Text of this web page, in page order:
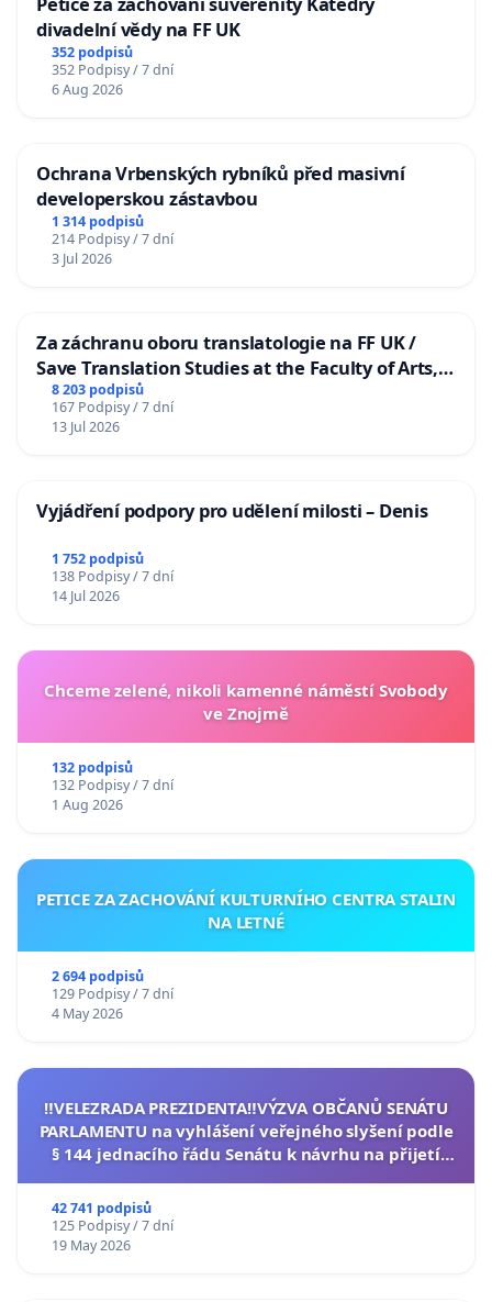
divadelní vědy na FF UK
352 podpisů
352 Podpisy / 7 dní
6 Aug 2026
Ochrana Vrbenských rybníků před masivní
developerskou zástavbou
1 314 podpisů
214 Podpisy / 7 dní
3 Jul 2026
Za záchranu oboru translatologie na FF UK /
Save Translation Studies at the Faculty of Arts,
Charles University
8 203 podpisů
167 Podpisy / 7 dní
13 Jul 2026
Vyjádření podpory pro udělení milosti – Denis
1 752 podpisů
138 Podpisy / 7 dní
14 Jul 2026
Chceme zelené, nikoli kamenné náměstí Svobody
ve Znojmě
132 podpisů
132 Podpisy / 7 dní
1 Aug 2026
PETICE ZA ZACHOVÁNÍ KULTURNÍHO CENTRA STALIN
NA LETNÉ
2 694 podpisů
129 Podpisy / 7 dní
4 May 2026
‼️VELEZRADA PREZIDENTA‼️VÝZVA OBČANŮ SENÁTU
PARLAMENTU na vyhlášení veřejného slyšení podle
§ 144 jednacího řádu Senátu k návrhu na přijetí
42 741 podpisů
125 Podpisy / 7 dní
19 May 2026